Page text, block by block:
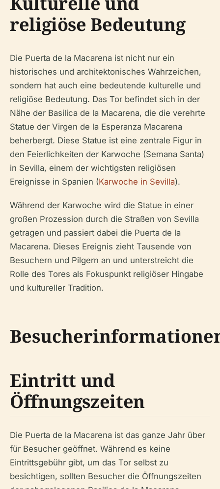
religiöse Bedeutung
Die Puerta de la Macarena ist nicht nur ein
historisches und architektonisches Wahrzeichen,
sondern hat auch eine bedeutende kulturelle und
religiöse Bedeutung. Das Tor befindet sich in der
Nähe der Basilica de la Macarena, die die verehrte
Statue der Virgen de la Esperanza Macarena
beherbergt. Diese Statue ist eine zentrale Figur in
den Feierlichkeiten der Karwoche (Semana Santa)
in Sevilla, einem der wichtigsten religiösen
Ereignisse in Spanien (Karwoche in Sevilla).
Während der Karwoche wird die Statue in einer
großen Prozession durch die Straßen von Sevilla
getragen und passiert dabei die Puerta de la
Macarena. Dieses Ereignis zieht Tausende von
Besuchern und Pilgern an und unterstreicht die
Rolle des Tores als Fokuspunkt religiöser Hingabe
und kultureller Tradition.
Eintritt und
Öffnungszeiten
Die Puerta de la Macarena ist das ganze Jahr über
für Besucher geöffnet. Während es keine
Eintrittsgebühr gibt, um das Tor selbst zu
besichtigen, sollten Besucher die Öffnungszeiten